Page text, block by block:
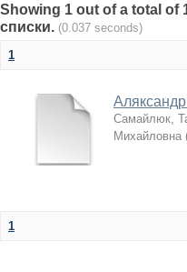
Showing 1 out of a total of
списки. (0.037 seconds)
1
Аляксандр
Самайлюк,
Михайловна
1